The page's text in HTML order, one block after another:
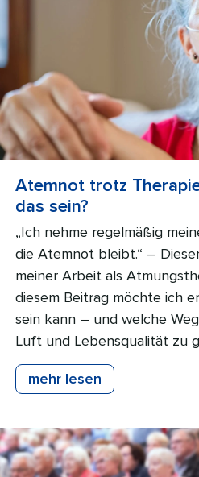
Atemnot trotz
das sein?
„Ich nehme regelmäßig
die Atemnot bleibt.“ –
meiner Arbeit als
diesem Beitrag möchte ich
sein kann – und welche
Luft und Lebensqualität zu
mehr lesen